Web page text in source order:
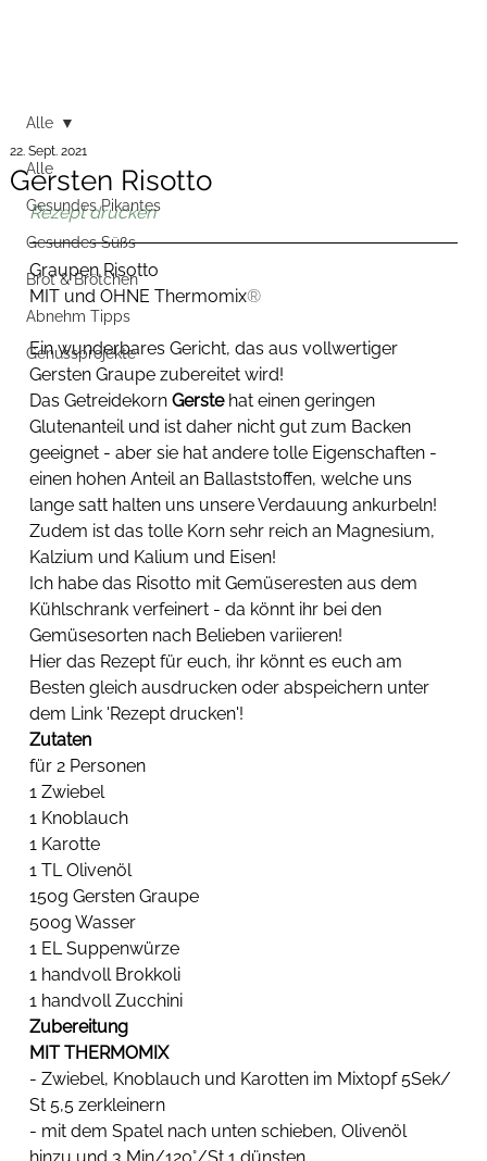
Alle
Gesundes Pikantes
Gesundes Süßs
Brot & Brötchen
Abnehm Tipps
Genussprojekte
Alle
Gersten Risotto
22. Sept. 2021
Rezept drucken
Graupen Risotto
MIT und OHNE Thermomix®
Ein wunderbares Gericht, das aus vollwertiger
Gersten Graupe zubereitet wird!
Das Getreidekorn Gerste hat einen geringen
Glutenanteil und ist daher nicht gut zum Backen
geeignet - aber sie hat andere tolle Eigenschaften -
einen hohen Anteil an Ballaststoffen, welche uns
lange satt halten uns unsere Verdauung ankurbeln!
Zudem ist das tolle Korn sehr reich an Magnesium,
Kalzium und Kalium und Eisen!
Ich habe das Risotto mit Gemüseresten aus dem
Kühlschrank verfeinert - da könnt ihr bei den
Gemüsesorten nach Belieben variieren!
Hier das Rezept für euch, ihr könnt es euch am
Besten gleich ausdrucken oder abspeichern unter
dem Link 'Rezept drucken'!
Zutaten
für 2 Personen
1 Zwiebel
1 Knoblauch
1 Karotte
1 TL Olivenöl
150g Gersten Graupe
500g Wasser
1 EL Suppenwürze
1 handvoll Brokkoli
1 handvoll Zucchini
Zubereitung
MIT THERMOMIX
- Zwiebel, Knoblauch und Karotten im Mixtopf 5Sek/
St 5,5 zerkleinern
- mit dem Spatel nach unten schieben, Olivenöl